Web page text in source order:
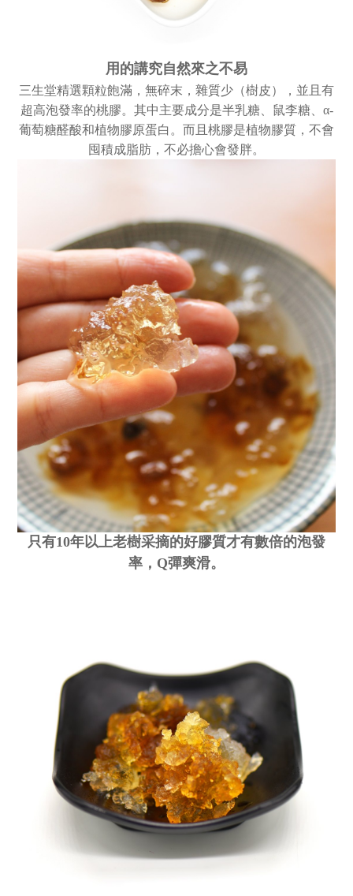
用的講究自然來之不易
三生堂精選顆粒飽滿，無碎末，雜質少（樹皮），並且有
超高泡發率的桃膠。其中主要成分是半乳糖、鼠李糖、α-
葡萄糖醛酸和植物膠原蛋白。而且桃膠是植物膠質，不會
囤積成脂肪，不必擔心會發胖。
只有10年以上老樹采摘的好膠質才有數倍的泡發
率，Q彈爽滑。